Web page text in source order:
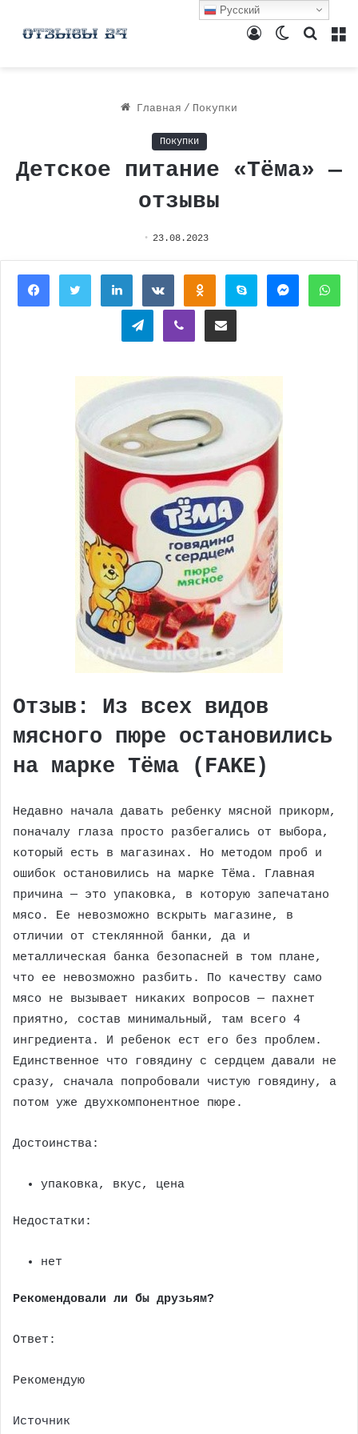
Поиск
Switch
Войти
Главная / Покупки
Покупки
Детское питание «Тёма» —
отзывы
23.08.2023
FacebookTwitterLinkedInВконтактеОдноклассники
Skype Messenger
TelegramViber Поделиться через электронную почту
Отзыв: Из всех видов
мясного пюре остановились
на марке Тёма (FAKE)
Недавно начала давать ребенку мясной прикорм,
поначалу глаза просто разбегались от выбора,
который есть в магазинах. Но методом проб и
ошибок остановились на марке Тёма. Главная
причина — это упаковка, в которую запечатано
мясо. Ее невозможно вскрыть магазине, в
отличии от стеклянной банки, да и
металлическая банка безопасней в том плане,
что ее невозможно разбить. По качеству само
мясо не вызывает никаких вопросов — пахнет
приятно, состав минимальный, там всего 4
ингредиента. И ребенок ест его без проблем.
Единственное что говядину с сердцем давали не
сразу, сначала попробовали чистую говядину, а
потом уже двухкомпонентное пюре.
Достоинства:
упаковка, вкус, цена
Недостатки:
нет
Рекомендовали ли бы друзьям?
Ответ:
Рекомендую
Источник
Русский